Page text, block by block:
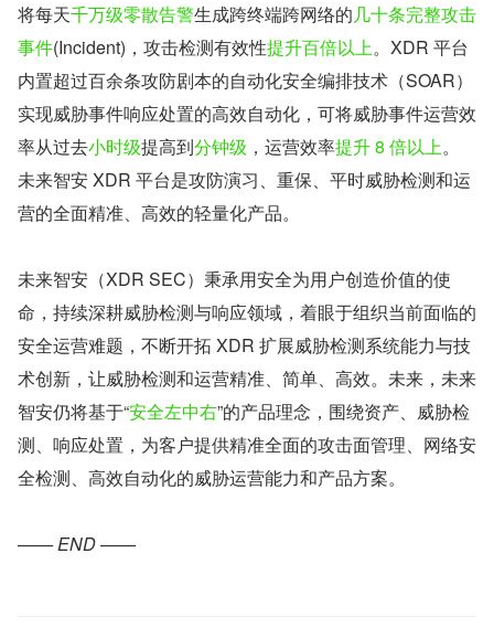
将每天千万级零散告警生成跨终端跨网络的几十条完整攻击
事件(Incident)，攻击检测有效性提升百倍以上。XDR 平台
内置超过百余条攻防剧本的自动化安全编排技术（SOAR）
实现威胁事件响应处置的高效自动化，可将威胁事件运营效
率从过去小时级提高到分钟级 ，运营效率提升 8 倍以上。
未来智安 XDR 平台是攻防演习、重保、平时威胁检测和运
营的全面精准、高效的轻量化产品。
未来智安（XDR SEC）秉承用安全为用户创造价值的使
命，持续深耕威胁检测与响应领域，着眼于组织当前面临的
安全运营难题，不断开拓 XDR 扩展威胁检测系统能力与技
术创新，让威胁检测和运营精准、简单、高效。未来，未来
智安仍将基于“安全左中右”的产品理念，围绕资产、威胁检
测、响应处置，为客户提供精准全面的攻击面管理、网络安
全检测、高效自动化的威胁运营能力和产品方案。
—— END ——